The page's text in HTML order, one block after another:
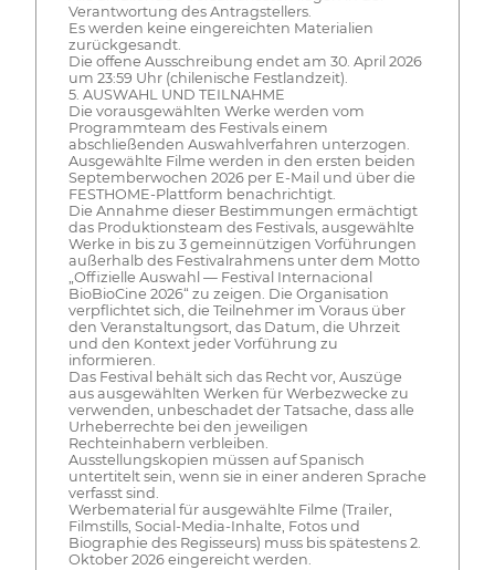
Verantwortung des Antragstellers.
Es werden keine eingereichten Materialien
zurückgesandt.
Die offene Ausschreibung endet am 30. April 2026
um 23:59 Uhr (chilenische Festlandzeit).
5. AUSWAHL UND TEILNAHME
Die vorausgewählten Werke werden vom
Programmteam des Festivals einem
abschließenden Auswahlverfahren unterzogen.
Ausgewählte Filme werden in den ersten beiden
Septemberwochen 2026 per E-Mail und über die
FESTHOME-Plattform benachrichtigt.
Die Annahme dieser Bestimmungen ermächtigt
das Produktionsteam des Festivals, ausgewählte
Werke in bis zu 3 gemeinnützigen Vorführungen
außerhalb des Festivalrahmens unter dem Motto
„Offizielle Auswahl — Festival Internacional
BioBioCine 2026“ zu zeigen. Die Organisation
verpflichtet sich, die Teilnehmer im Voraus über
den Veranstaltungsort, das Datum, die Uhrzeit
und den Kontext jeder Vorführung zu
informieren.
Das Festival behält sich das Recht vor, Auszüge
aus ausgewählten Werken für Werbezwecke zu
verwenden, unbeschadet der Tatsache, dass alle
Urheberrechte bei den jeweiligen
Rechteinhabern verbleiben.
Ausstellungskopien müssen auf Spanisch
untertitelt sein, wenn sie in einer anderen Sprache
verfasst sind.
Werbematerial für ausgewählte Filme (Trailer,
Filmstills, Social-Media-Inhalte, Fotos und
Biographie des Regisseurs) muss bis spätestens 2.
Oktober 2026 eingereicht werden.